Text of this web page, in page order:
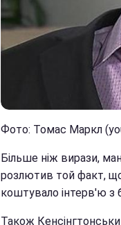
Фото: Томас Маркл
Більше ніж вирази,
розлютив той факт,
коштувало інтерв'ю з
Також